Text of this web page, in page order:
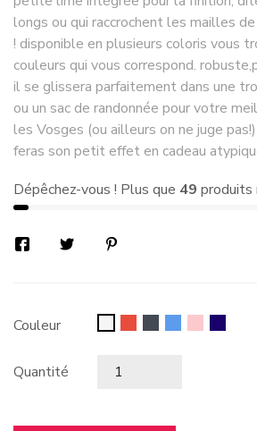
longs ou qui raccrochent les mailles
! disponible en plusieurs coloris vous
couleurs qui vous correspond.
il se glissera parfaitement dans une
ou un sac de randonnée pour votre
les Vosges (ou ailleurs on ne juge
feras son petit effet en cadeau
Dépêchez-vous ! Plus que 49 produits
Couleur
Quantité